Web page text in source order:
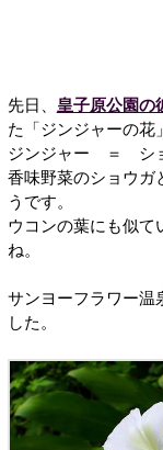
先日、 皇子原公園の
た「ジンジャーの花
ジンジャー ＝ ショ
香味野菜のショウガ
うです。
ウコンの葉にも似て
ね。
サンヨーフラワー温
した。